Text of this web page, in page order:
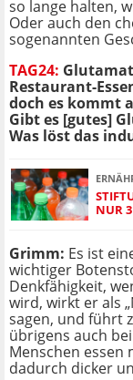
so lange halten,
Oder auch den
sogenannten
TAG24:
Restaurant-
doch es kommt
Gibt es [gutes]
Was löst das
NUR
Grimm: Es ist
wichtiger
Denkfähigkeit,
wird, wirkt er als
sagen, und führt
übrigens auch
Menschen essen
dadurch dicker